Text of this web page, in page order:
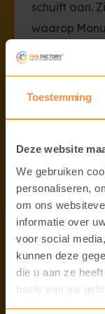
Toestemming
Deze website
We gebruiken
personaliseren,
om ons
informatie over
voor social
kunnen deze
die u aan ze
basis van uw
schuift aan.
waarop